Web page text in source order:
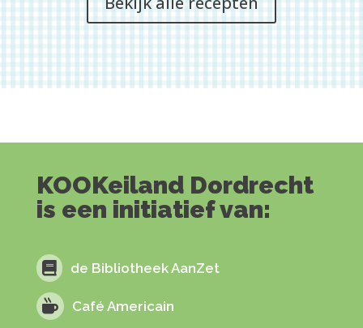
KOOKeiland Dordrecht
is een initiatief van:
 de Bibliotheek AanZet
 Café Americain